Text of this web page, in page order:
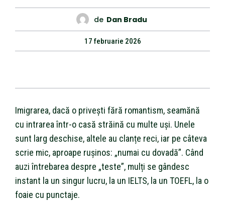
de Dan Bradu
17 februarie 2026
Imigrarea, dacă o privești fără romantism, seamănă
cu intrarea într-o casă străină cu multe uși. Unele
sunt larg deschise, altele au clanțe reci, iar pe câteva
scrie mic, aproape rușinos: „numai cu dovadă”. Când
auzi întrebarea despre „teste”, mulți se gândesc
instant la un singur lucru, la un IELTS, la un TOEFL, la o
foaie cu punctaje.